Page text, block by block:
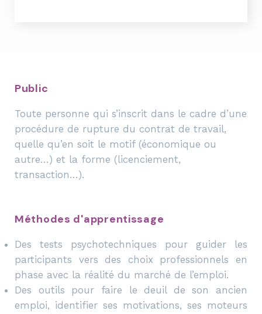
Public
Toute personne qui s’inscrit dans le cadre d’une
procédure de rupture du contrat de travail,
quelle qu’en soit le motif (économique ou
autre…) et la forme (licenciement,
transaction…).
Méthodes d'apprentissage
Des tests psychotechniques pour guider les
participants vers des choix professionnels en
phase avec la réalité du marché de l’emploi.
Des outils pour faire le deuil de son ancien
emploi, identifier ses motivations, ses moteurs